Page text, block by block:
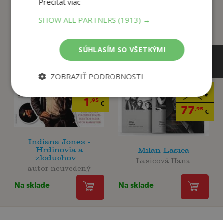
1,95€
Indiana Jones -
Hrdinovia a
zloduchov...
autor neuvedený
Na sklade
99 €
77,95€
Milan Lasica
Lasicová Hana
Na sklade
SHOW ALL PARTNERS (1913) →
SÚHLASÍM SO VŠETKÝMI
ZOBRAZIŤ PODROBNOSTI